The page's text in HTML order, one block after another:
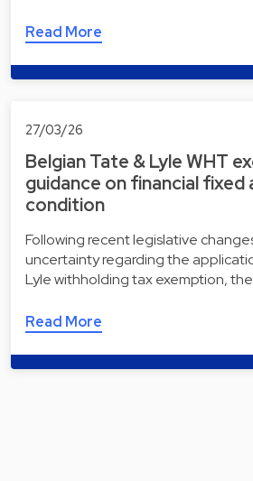
Read More
27/03/26
Belgian Tate & Lyle WHT
guidance on financial fixed
condition
Following recent legislative
uncertainty regarding the
Lyle withholding tax exemption,
Read More